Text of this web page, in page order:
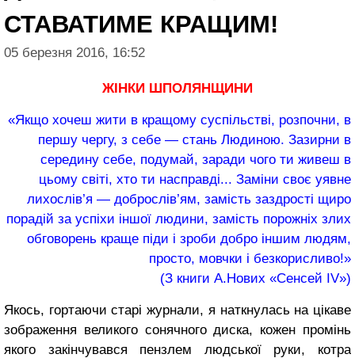
СТАВАТИМЕ КРАЩИМ!
05 березня 2016, 16:52
ЖІНКИ ШПОЛЯНЩИНИ
«Якщо хочеш жити в кращому суспільстві, розпочни, в
першу чергу, з себе — стань Людиною. Зазирни в
середину себе, подумай, заради чого ти живеш в
цьому світі, хто ти насправді... Заміни своє уявне
лихослів’я — доброслів’ям, замість заздрості щиро
порадій за успіхи іншої людини, замість порожніх злих
обговорень краще піди і зроби добро іншим людям,
просто, мовчки і безкорисливо!»
(З книги А.Нових «Сенсей IV»)
Якось, гортаючи старі журнали, я наткнулась на цікаве
зображення великого сонячного диска, кожен промінь
якого закінчувався пензлем людської руки, котра